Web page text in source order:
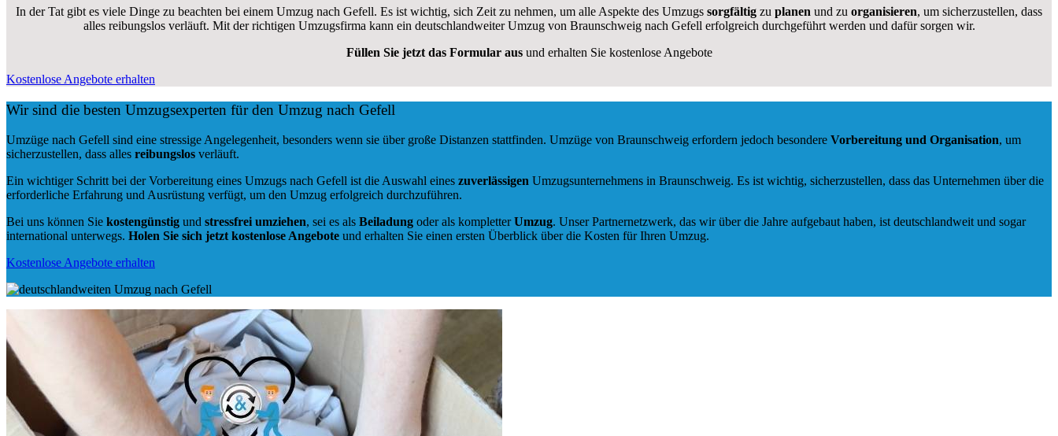
In der Tat gibt es viele Dinge zu beachten bei einem Umzug nach Gefell. Es ist wichtig, sich Zeit zu nehmen, um alle Aspekte des Umzugs sorgfältig zu planen und zu organisieren, um sicherzustellen, dass
alles reibungslos verläuft. Mit der richtigen Umzugsfirma kann ein deutschlandweiter Umzug von Braunschweig nach Gefell erfolgreich durchgeführt werden und dafür sorgen wir.
Füllen Sie jetzt das Formular ausund erhalten Sie kostenlose Angebote
Kostenlose Angebote erhalten
Wir sind die besten Umzugsexperten für den Umzug nach Gefell
Umzüge nach Gefell sind eine stressige Angelegenheit, besonders wenn sie über große Distanzen stattfinden. Umzüge von Braunschweig erfordern jedoch besondere Vorbereitung und Organisation, um
sicherzustellen, dass alles reibungslos verläuft.
Ein wichtiger Schritt bei der Vorbereitung eines Umzugs nach Gefell ist die Auswahl eines zuverlässigen Umzugsunternehmens in Braunschweig. Es ist wichtig, sicherzustellen, dass das Unternehmen über die
erforderliche Erfahrung und Ausrüstung verfügt, um den Umzug erfolgreich durchzuführen.
Bei uns können Sie kostengünstig und stressfrei umziehen, sei es als Beiladung oder als kompletterUmzug. Unser Partnernetzwerk, das wir über die Jahre aufgebaut haben, ist deutschlandweit und sogar
international unterwegs. Holen Sie sich jetzt kostenlose Angebote und erhalten Sie einen ersten Überblick über die Kosten für Ihren Umzug.
Kostenlose Angebote erhalten